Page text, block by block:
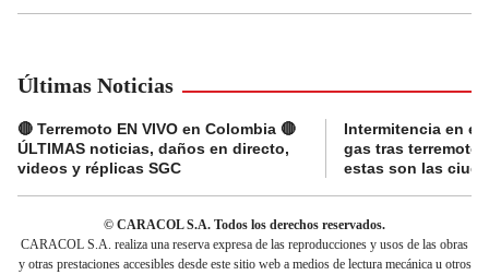
Últimas Noticias
🔴 Terremoto EN VIVO en Colombia 🔴
ÚLTIMAS noticias, daños en directo,
videos y réplicas SGC
Intermitencia en el
gas tras terremoto
estas son las
© CARACOL S.A. Todos los derechos reservados.
CARACOL S.A. realiza una reserva expresa de las reproducciones y usos de las obras
y otras prestaciones accesibles desde este sitio web a medios de lectura mecánica u otros